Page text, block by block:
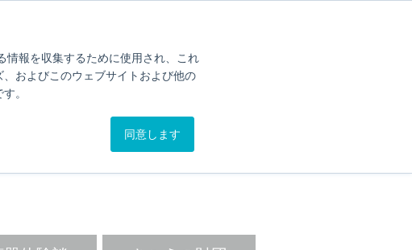
情報を収集するために使用され、これ
およびこのウェブサイトおよび他の
。
同意します